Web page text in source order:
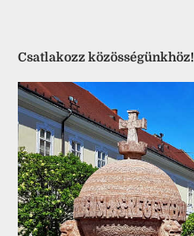
Csatlakozz közösségünkhöz!